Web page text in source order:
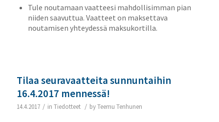
Tule noutamaan vaatteesi mahdollisimman pian
niiden saavuttua. Vaatteet on maksettava
noutamisen yhteydessä maksukortilla.
Tilaa seuravaatteita sunnuntaihin
16.4.2017 mennessä!
14.4.2017 / in Tiedotteet / byTeemu Tenhunen